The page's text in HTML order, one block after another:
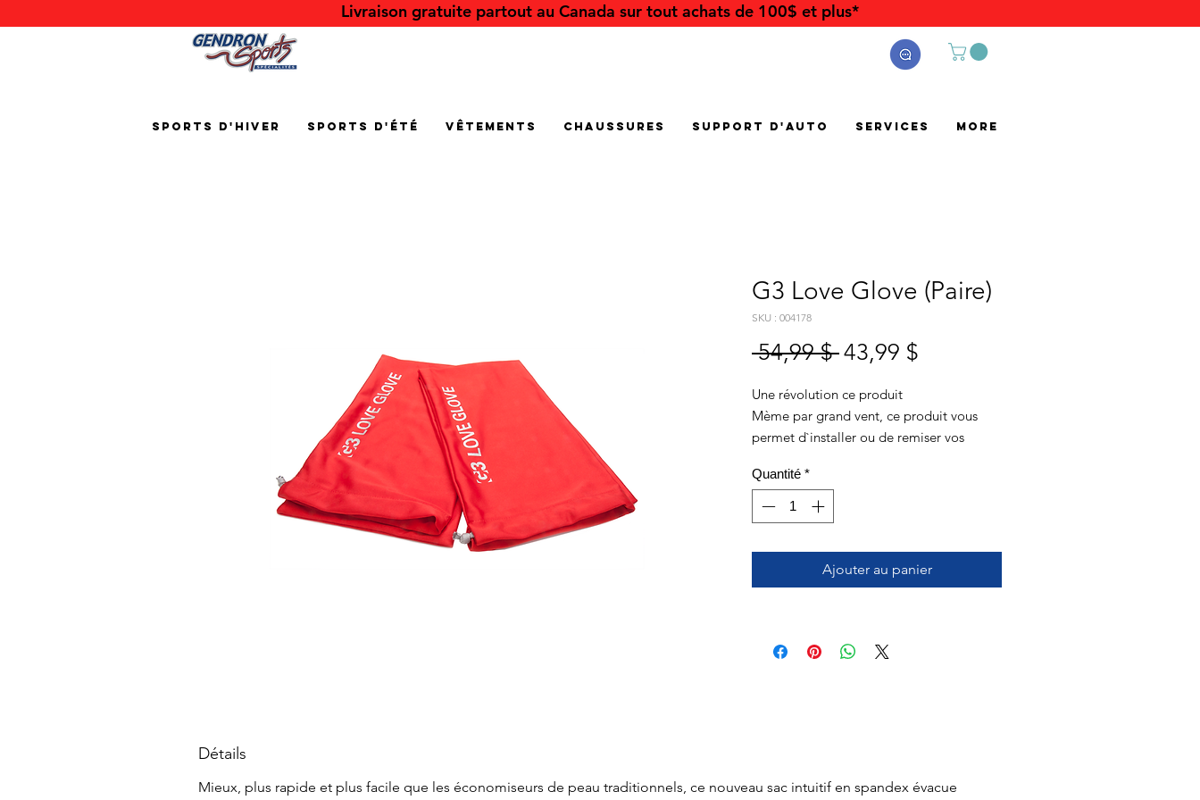
Livraison gratuite partout au Canada sur tout achats de 100$ et plus*
Sports d'hiver Sports d'été Vêtements Chaussures Support d'auto Services More
G3 Love Glove (Paire)
SKU : 004178
54,99 $ Prix
43,99 $
Une révolution ce produit
Mème par grand vent, ce produit vous
permet d`installer ou de remiser vos
Quantité *
Ajouter au panier
Détails
Mieux, plus rapide et plus facile que les économiseurs de peau traditionnels, ce nouveau sac intuitif en spandex évacue